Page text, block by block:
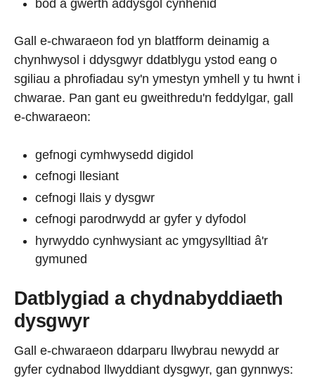
bod â gwerth addysgol cynhenid
Gall e-chwaraeon fod yn blatfform deinamig a
chynhwysol i ddysgwyr ddatblygu ystod eang o
sgiliau a phrofiadau sy'n ymestyn ymhell y tu hwnt i
chwarae. Pan gant eu gweithredu'n feddylgar, gall
e-chwaraeon:
gefnogi cymhwysedd digidol
cefnogi llesiant
cefnogi llais y dysgwr
cefnogi parodrwydd ar gyfer y dyfodol
hyrwyddo cynhwysiant ac ymgysylltiad â'r
gymuned
Datblygiad a chydnabyddiaeth
dysgwyr
Gall e-chwaraeon ddarparu llwybrau newydd ar
gyfer cydnabod llwyddiant dysgwyr, gan gynnwys: